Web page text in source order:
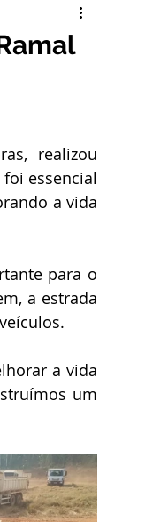
realizou
essencial
a vida
para o
a estrada
a vida
um